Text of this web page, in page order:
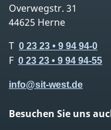
Overwegstr. 31
44625 Herne
T 0 23 23 • 9 94 94-0
F 0 23 23 • 9 94 94-55
info@sit-west.de
Besuchen Sie uns